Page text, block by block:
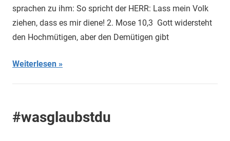
sprachen zu ihm: So spricht der HERR: Lass mein Volk
ziehen, dass es mir diene! 2. Mose 10,3 Gott widersteht
den Hochmütigen, aber den Demütigen gibt
Weiterlesen
#wasglaubstdu